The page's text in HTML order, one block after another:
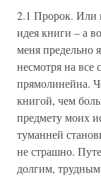
2.1 Пророк. Или
идея книги – а
меня предельно
несмотря на все
прямолинейна.
книгой, чем
предмету моих
туманней
не страшно.
долгим,